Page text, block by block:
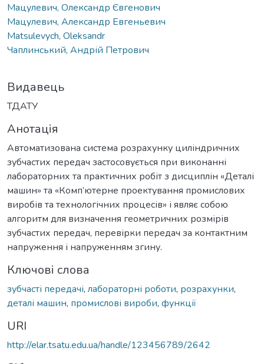
Мацулевич, Олександр Євгенович
Мацулевич, Александр Евгеньевич
Matsulevych, Oleksandr
Чаплинський, Андрій Петрович
Видавець
ТДАТУ
Анотація
Автоматизована система розрахунку циліндричних
зубчастих передач застосовується при виконанні
лабораторних та практичних робіт з дисциплін «Деталі
машин» та «Комп’ютерне проектування промислових
виробів та технологічних процесів» і являє собою
алгоритм для визначення геометричних розмірів
зубчастих передач, перевірки передач за контактним
напруження і напруженням згину.
Ключові слова
зубчасті передачі, лабораторні роботи, розрахунки,
деталі машин, промислові вироби, функції
URI
http://elar.tsatu.edu.ua/handle/123456789/2642